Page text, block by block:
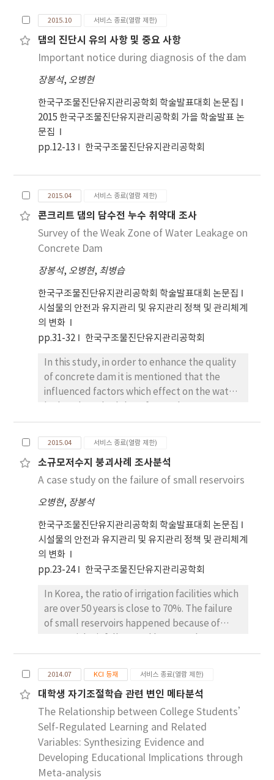
dam.
2015.10 서비스 종료(열람 제한)
댐의 진단시 유의 사항 및 중요 사항
Important notice during diagnosis of the dam
장봉석, 오병현
한국구조물진단유지관리공학회 학술발표대회 논문집
2015 한국구조물진단유지관리공학회 가을 학술발표 논
문집
pp.12-13
한국구조물진단유지관리공학회
2015.04 서비스 종료(열람 제한)
콘크리트 댐의 담수전 누수 취약대 조사
Survey of the Weak Zone of Water Leakage on
Concrete Dam
장봉석, 오병현, 최병습
한국구조물진단유지관리공학회 학술발표대회 논문집
시설물의 안전과 유지관리 및 유지관리 정책 및 관리체계
의 변화
pp.31-32
한국구조물진단유지관리공학회
In this study, in order to enhance the quality
of concrete dam it is mentioned that the
influenced factors which effect on the water
before filling water of concrete dam.
2015.04 서비스 종료(열람 제한)
소규모저수지 붕괴사례 조사분석
A case study on the failure of small reservoirs
오병현, 장봉석
한국구조물진단유지관리공학회 학술발표대회 논문집
시설물의 안전과 유지관리 및 유지관리 정책 및 관리체계
의 변화
pp.23-24
한국구조물진단유지관리공학회
In Korea, the ratio of irrigation facilities which
are over 50 years is close to 70%. The failure
of small reservoirs happened because of
emergency. This study analyze cause of
collapse and suggest prevention measure
according to the recent collapse cases study.
2014.07 KCI 등재 서비스 종료(열람 제한)
대학생 자기조절학습 관련 변인 메타분석
The Relationship between College Students’
Self-Regulated Learning and Related
Variables: Synthesizing Evidence and
Developing Educational Implications through
Meta-analysis